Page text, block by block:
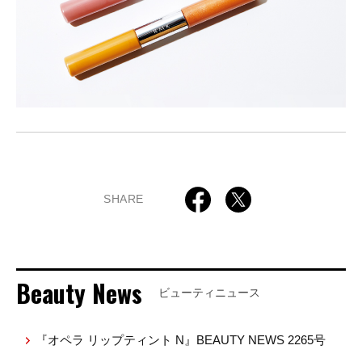
SHARE
Beauty News ビューティニュース
『オペラ リップティント N』BEAUTY NEWS 2265号